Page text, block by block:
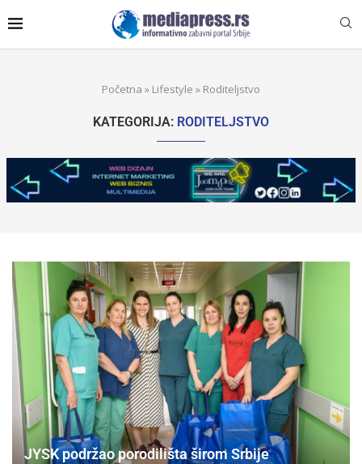
Početna » Lifestyle » Roditeljstvo
KATEGORIJA: RODITELJSTVO
JYSK podržao porodilišta širom Srbije